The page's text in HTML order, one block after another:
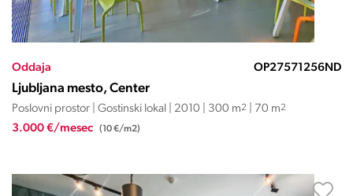
Oddaja OP27571256ND
Ljubljana mesto, Center
Poslovni prostor | Gostinski lokal | 2010 | 300 m2 | 70 m2
3.000 €/mesec (10 €/m2)